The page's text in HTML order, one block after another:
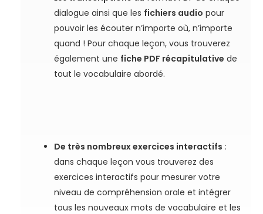
dialogue ainsi que les fichiers audio pour
pouvoir les écouter n’importe où, n’importe
quand ! Pour chaque leçon, vous trouverez
également une fiche PDF récapitulative de
tout le vocabulaire abordé.
De très nombreux exercices interactifs :
dans chaque leçon vous trouverez des
exercices interactifs pour mesurer votre
niveau de compréhension orale et intégrer
tous les nouveaux mots de vocabulaire et les